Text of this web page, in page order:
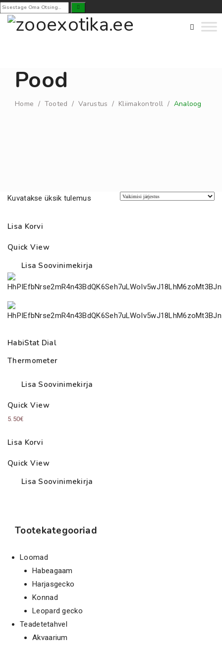
Pood
Home / Tooted /Varustus / Kliimakontroll / Analoog
Kuvatakse üksik tulemus
Lisa Korvi
Quick View
Lisa Soovinimekirja
HabiStat Dial
Thermometer
Lisa Soovinimekirja
Quick View
5.50€
Lisa Korvi
Quick View
Lisa Soovinimekirja
Tootekategooriad
Loomad
Habeagaam
Harjasgecko
Konnad
Leopard gecko
Teadetetahvel
Akvaarium